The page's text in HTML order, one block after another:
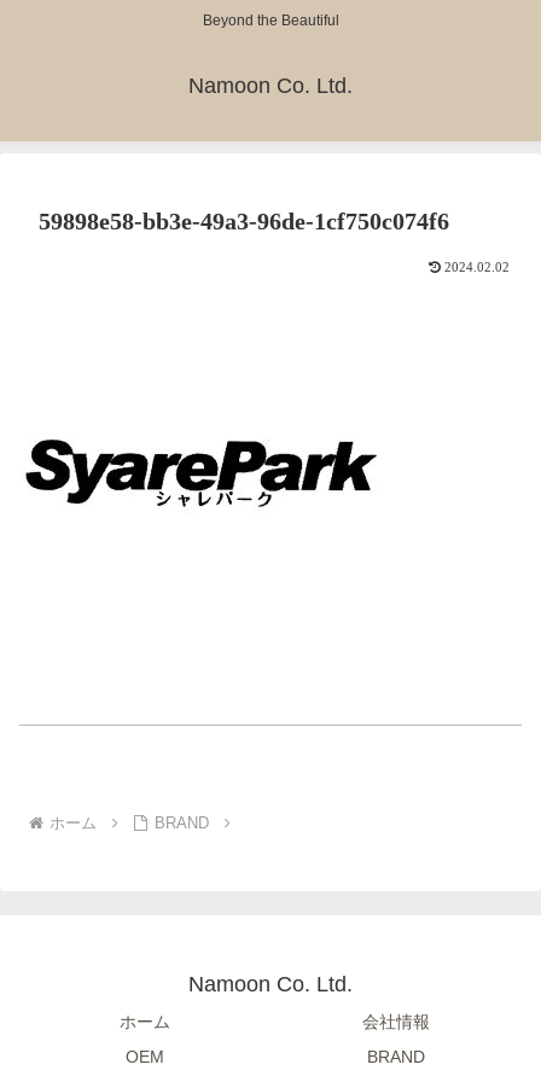
Beyond the Beautiful
Namoon Co. Ltd.
59898e58-bb3e-49a3-96de-1cf750c074f6
2024.02.02
ホーム BRAND
Namoon Co. Ltd.
ホーム
会社情報
OEM
BRAND